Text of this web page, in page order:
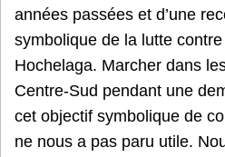
années passées et d’une
symbolique de la lutte
Hochelaga. Marcher dans
Centre-Sud pendant une
cet objectif symbolique de
ne nous a pas paru utile.